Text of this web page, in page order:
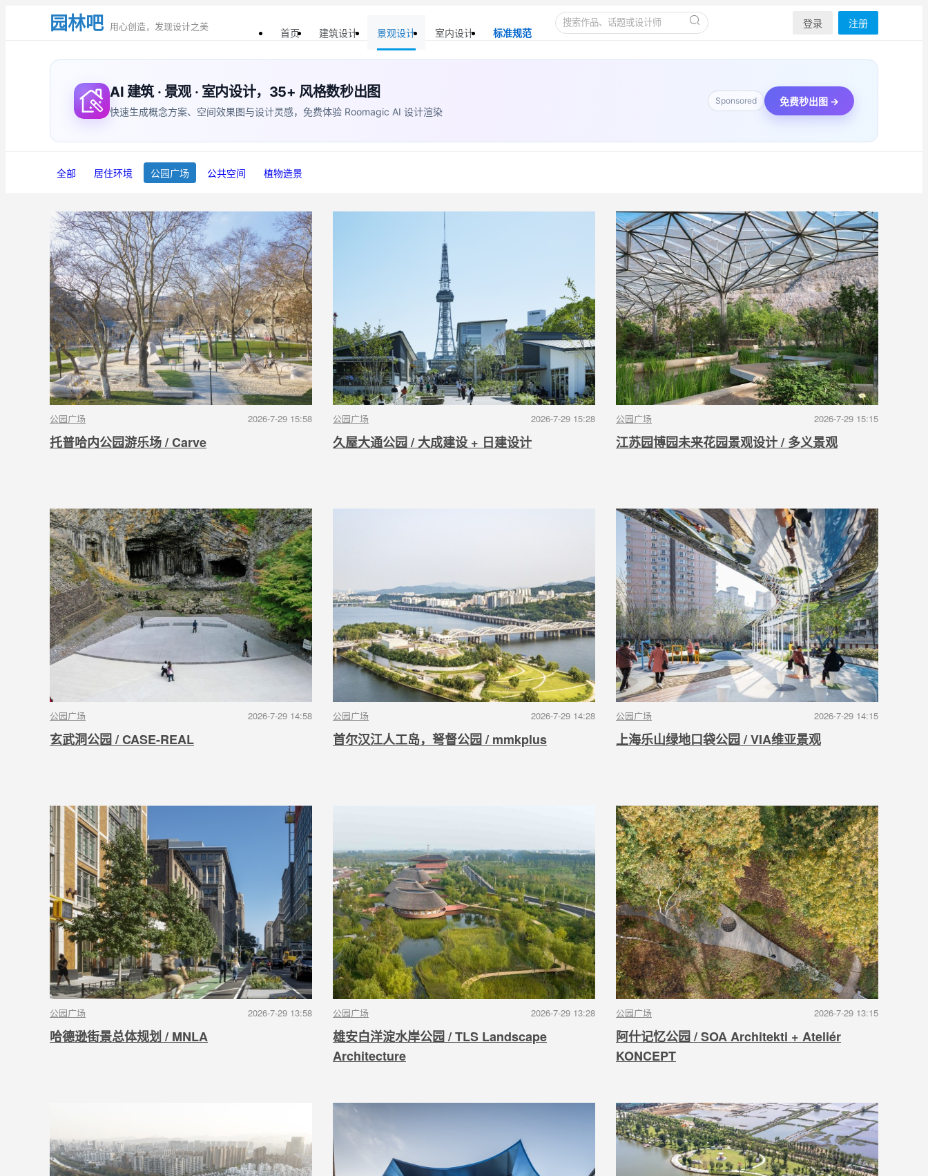
园林吧 用心创造，发现设计之美 首页 建筑设计 景观设计 室内设计 标准规范
登录 注册
AI 建筑 · 景观 · 室内设计，35+ 风格数秒出图
快速生成概念方案、空间效果图与设计灵感，免费体验 Roomagic AI 设计渲染
Sponsored 免费秒出图 →
全部 居住环境 公园广场 公共空间 植物造景
公园广场 2026-7-29 15:58
托普哈内公园游乐场 / Carve
公园广场 2026-7-29 15:28
久屋大通公园 / 大成建设 + 日建设计
公园广场 2026-7-29 15:15
江苏园博园未来花园景观设计 / 多义景观
公园广场 2026-7-29 14:58
玄武洞公园 / CASE-REAL
公园广场 2026-7-29 14:28
首尔汉江人工岛，弩督公园 / mmkplus
公园广场 2026-7-29 14:15
上海乐山绿地口袋公园 / VIA维亚景观
公园广场 2026-7-29 13:58
哈德逊街景总体规划 / MNLA
公园广场 2026-7-29 13:28
雄安白洋淀水岸公园 / TLS Landscape
Architecture
公园广场 2026-7-29 13:15
阿什记忆公园 / SOA Architekti + Ateliér
KONCEPT